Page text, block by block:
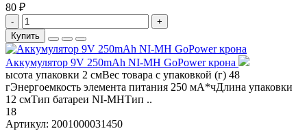
80 ₽
-
+
Купить
Аккумулятор 9V 250mAh NI-MH GoPower крона
ысота упаковки 2 смВес товара с упаковкой (г) 48
гЭнергоемкость элемента питания 250 мА*чДлина упаковки
12 смТип батареи NI-MHТип ..
18
Артикул: 2001000031450